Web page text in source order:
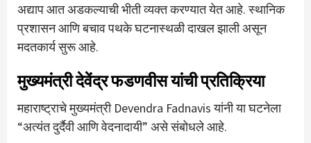
अद्याप आत अडकल्याची भीती व्यक्त करण्यात येत आहे. स्थानिक
प्रशासन आणि बचाव पथके घटनास्थळी दाखल झाली असून
मदतकार्य सुरू आहे.
मुख्यमंत्री देवेंद्र फडणवीस यांची प्रतिक्रिया
महाराष्ट्राचे मुख्यमंत्री Devendra Fadnavis यांनी या घटनेला
“अत्यंत दुर्दैवी आणि वेदनादायी” असे संबोधले आहे.